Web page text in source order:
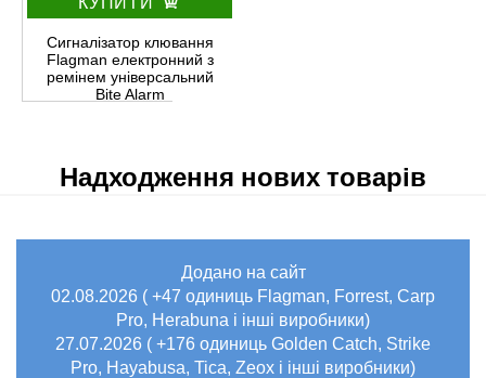
Сигналізатор клювання
Flagman електронний з
ремінем універсальний
Bite Alarm
Надходження нових товарів
Додано на сайт
02.08.2026 ( +47 одиниць Flagman, Forrest, Carp
Pro, Herabuna і інші виробники)
27.07.2026 ( +176 одиниць Golden Catch, Strike
Pro, Hayabusa, Tica, Zeox і інші виробники)